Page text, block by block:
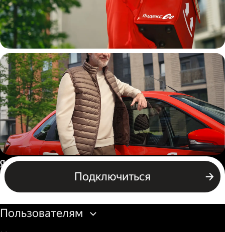
Пеший курьер
Автокурьер
Подключиться
Россия
Бизнесу
Пользователям